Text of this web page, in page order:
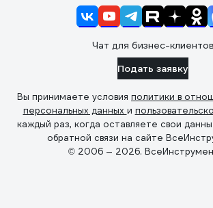
Чат для бизнес-клиентов
Подать заявку
Вы принимаете условия политики в
персональных данных и
каждый раз, когда оставляете свои
обратной связи на сайте
© 2006 — 2026.